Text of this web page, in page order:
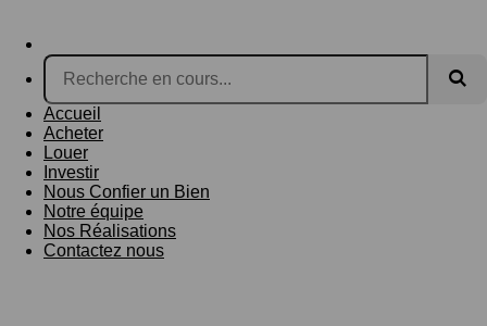
Accueil
Acheter
Louer
Investir
Nous Confier un Bien
Notre équipe
Nos Réalisations
Contactez nous